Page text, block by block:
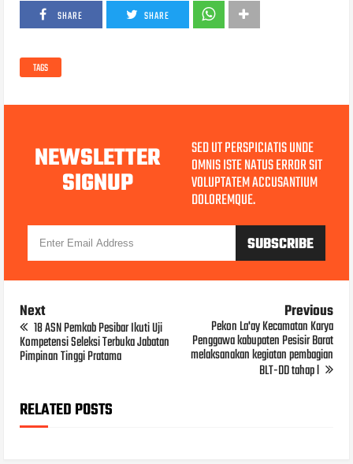
SHARE SHARE
TAGS
NEWSLETTER
SIGNUP
SED UT PERSPICIATIS UNDE
OMNIS ISTE NATUS ERROR SIT
VOLUPTATEM ACCUSANTIUM
DOLOREMQUE.
Next
18 ASN Pemkab Pesibar Ikuti Uji
Kompetensi Seleksi Terbuka Jabatan
Pimpinan Tinggi Pratama
Previous
Pekon La'ay Kecamatan Karya
Penggawa kabupaten Pesisir Barat
melaksanakan kegiatan pembagian
BLT-DD tahap l
RELATED POSTS